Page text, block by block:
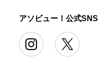
アソビュー！公式SNS